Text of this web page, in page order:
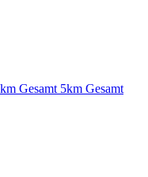
Gesamt 5km Gesamt